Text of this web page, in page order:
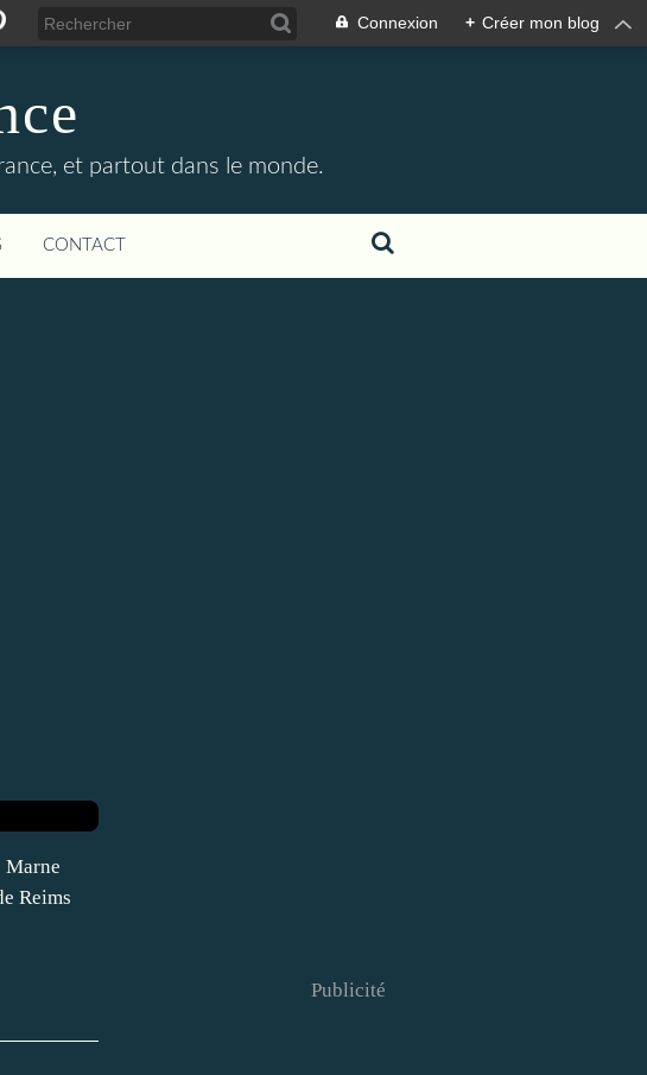
Connexion + Créer mon blog
et partout dans le monde.
CONTACT
Marne
Reims
Publicité